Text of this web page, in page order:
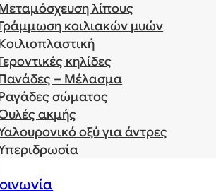
λίπους
κοιλιακών μυών
κηλίδες
– Μέλασμα
σώματος
ακμής
οξύ για άντρες